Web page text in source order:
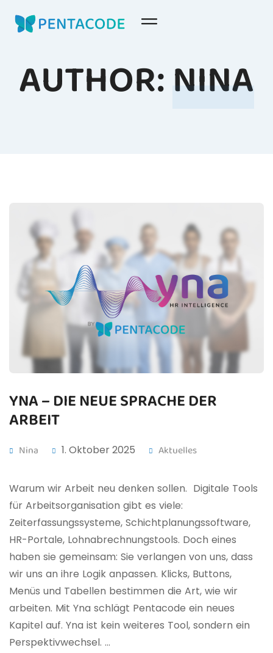
AUTHOR:NINA
YNA – DIE NEUE SPRACHE DER
ARBEIT
Nina 1. Oktober 2025 Aktuelles
Warum wir Arbeit neu denken sollen. Digitale Tools
für Arbeitsorganisation gibt es viele:
Zeiterfassungssysteme, Schichtplanungssoftware,
HR-Portale, Lohnabrechnungstools. Doch eines
haben sie gemeinsam: Sie verlangen von uns, dass
wir uns an ihre Logik anpassen. Klicks, Buttons,
Menüs und Tabellen bestimmen die Art, wie wir
arbeiten. Mit Yna schlägt Pentacode ein neues
Kapitel auf. Yna ist kein weiteres Tool, sondern ein
Perspektivwechsel. …